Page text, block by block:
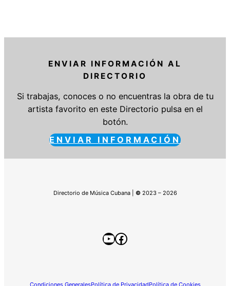
ENVIAR INFORMACIÓN AL
DIRECTORIO
Si trabajas, conoces o no encuentras la obra de tu
artista favorito en este Directorio pulsa en el
botón.
ENVIAR INFORMACIÓN
Directorio de Música Cubana | © 2023 – 2026
YouTube
Facebook